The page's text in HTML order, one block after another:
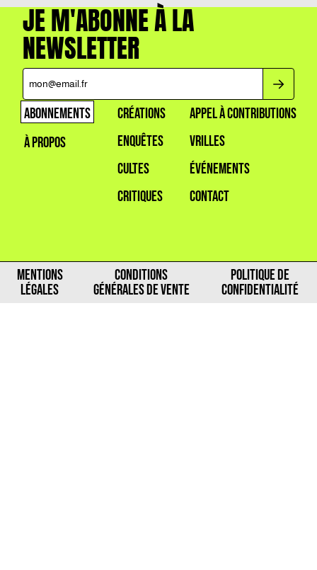
JE M'ABONNE À LA
NEWSLETTER
ABONNEMENTS
À PROPOS
CRÉATIONS
ENQUÊTES
CULTES
CRITIQUES
APPEL À CONTRIBUTIONS
VRILLES
ÉVÉNEMENTS
CONTACT
MENTIONS
LÉGALES
CONDITIONS
GÉNÉRALES DE VENTE
POLITIQUE DE
CONFIDENTIALITÉ